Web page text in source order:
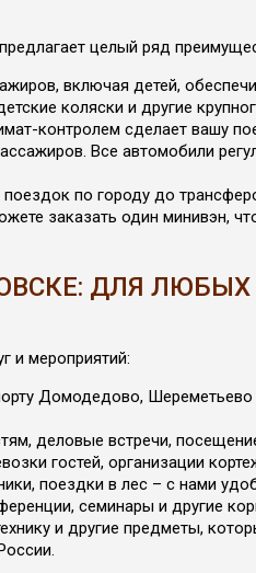
целый ряд
включая детей,
коляски и другие
контролем сделает вашу
Все автомобили
по городу до
заказать один минивэн,
ДЛЯ
и мероприятий:
Домодедово,
деловые встречи,
гостей, организации
поездки в лес – с нами
семинары и другие
и другие предметы,